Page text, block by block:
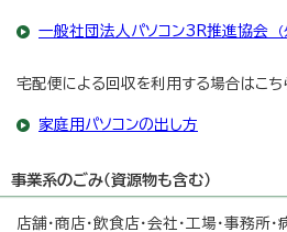
一般社団法人パソコン3R推進協会
宅配便による回収を利用する場合はこ
家庭用パソコンの出し方
事業系のごみ（資源物も含む）
店舗・商店・飲食店・会社・工場・事務所